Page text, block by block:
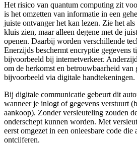
Het risico van quantum computing zit
is het omzetten van informatie in een
juiste ontvanger het kan lezen. Zie het
kluis zien, maar alleen degene met de
openen. Daarbij worden verschillende
Enerzijds beschermt encryptie gegevens
bijvoorbeeld bij internetverkeer.
om de herkomst en betrouwbaarheid van
bijvoorbeeld via digitale handtekeningen.
Bij digitale communicatie gebeurt dit
wanneer je inlogt of gegevens verstuurt
aankoop). Zonder versleuteling zouden
onderschept kunnen worden. Met
eerst omgezet in een onleesbare code die
ontcijferen.